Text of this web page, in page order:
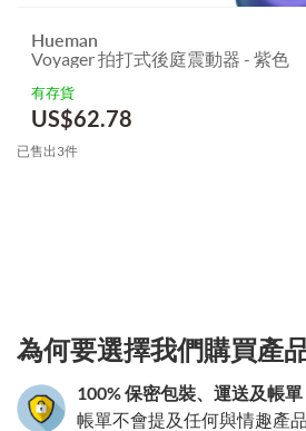
Hueman
Voyager 拍打式後庭震動器 - 紫色
有存貨
US$62.78
已售出3件
為何要選擇我們購買產
100% 保密包裝、運送及帳單
帳單不會提及任何與情趣產